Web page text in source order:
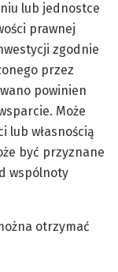
lub jednostce
prawnej
zgodnie
przez
powinien
Może
lub własnością
być przyznane
wspólnoty
otrzymać